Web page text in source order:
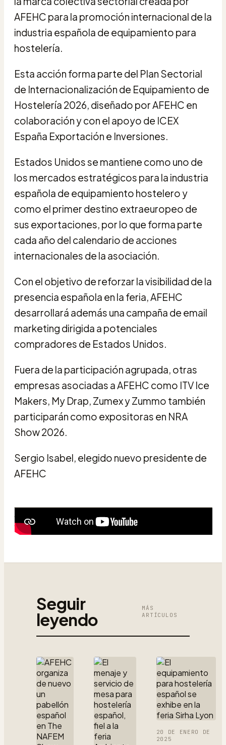
AFEHC para la promoción internacional de la
industria española de equipamiento para
hostelería.
Esta acción forma parte del Plan Sectorial
de Internacionalización de Equipamiento de
Hostelería 2026, diseñado por AFEHC en
colaboración y con el apoyo de ICEX
España Exportación e Inversiones.
Estados Unidos se mantiene como uno de
los mercados estratégicos para la industria
española de equipamiento hostelero y
como el primer destino extraeuropeo de
sus exportaciones, por lo que forma parte
cada año del calendario de acciones
internacionales de la asociación.
Con el objetivo de reforzar la visibilidad de la
presencia española en la feria, AFEHC
desarrollará además una campaña de email
marketing dirigida a potenciales
compradores de Estados Unidos.
Fuera de la participación agrupada, otras
empresas asociadas a AFEHC como ITV Ice
Makers, My Drap, Zumex y Zummo también
participarán como expositoras en NRA
Show 2026.
Sergio Isabel, elegido nuevo presidente de
AFEHC
Seguir
leyendo
MÁS
ARTÍCULOS
20 DE ENERO DE
2025